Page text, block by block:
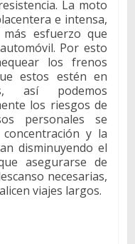
La moto
e intensa,
esfuerzo que
Por esto
los frenos
estos estén en
así podemos
los riesgos de
personales se
y la
disminuyendo el
asegurarse de
necesarias,
viajes largos.